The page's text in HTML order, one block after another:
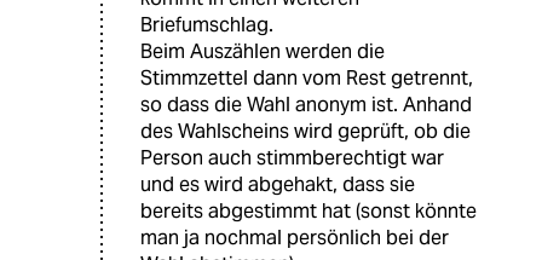
Briefumschlag.
Beim Auszählen werden die
Stimmzettel dann vom Rest getrennt,
so dass die Wahl anonym ist. Anhand
des Wahlscheins wird geprüft, ob die
Person auch stimmberechtigt war
und es wird abgehakt, dass sie
bereits abgestimmt hat (sonst könnte
man ja nochmal persönlich bei der